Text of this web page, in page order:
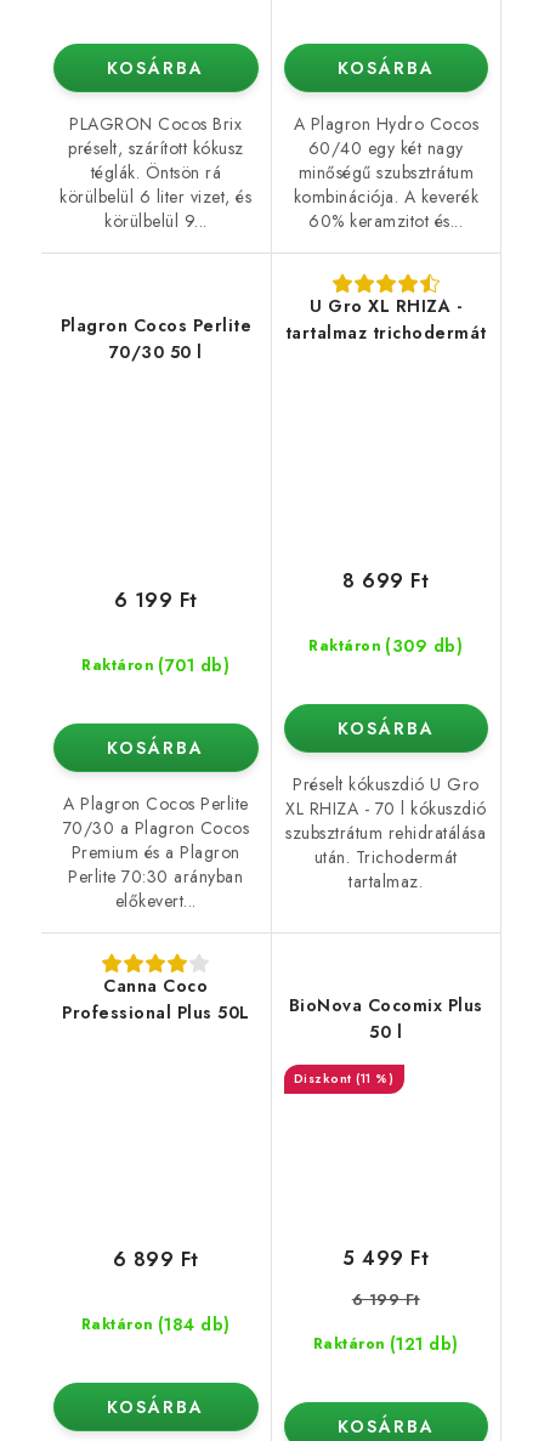
KOSÁRBA
PLAGRON Cocos Brix
préselt, szárított kókusz
téglák. Öntsön rá
körülbelül 6 liter vizet, és
körülbelül 9...
KOSÁRBA
A Plagron Hydro Cocos
60/40 egy két nagy
minőségű szubsztrátum
kombinációja. A keverék
60% keramzitot és...
Plagron Cocos Perlite
70/30 50 l
Raktáron (701 db)
6 199 Ft
KOSÁRBA
A Plagron Cocos Perlite
70/30 a Plagron Cocos
Premium és a Plagron
Perlite 70:30 arányban
előkevert...
U Gro XL RHIZA -
tartalmaz trichodermát
Raktáron (309 db)
8 699 Ft
KOSÁRBA
Préselt kókuszdió U Gro
XL RHIZA - 70 l kókuszdió
szubsztrátum rehidratálása
után. Trichodermát
tartalmaz.
Canna Coco
Professional Plus 50L
Raktáron (184 db)
6 899 Ft
KOSÁRBA
BioNova Cocomix Plus
50 l
(11 %)
Raktáron (121 db)
5 499 Ft
6 199 Ft
KOSÁRBA